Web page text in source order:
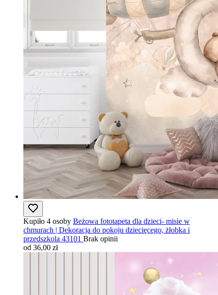
Kupiło 4 osoby Beżowa fototapeta dla dzieci- misie w
chmurach | Dekoracja do pokoju dziecięcego, żłobka i
przedszkola 43101 Brak opinii
od 36,00 zł